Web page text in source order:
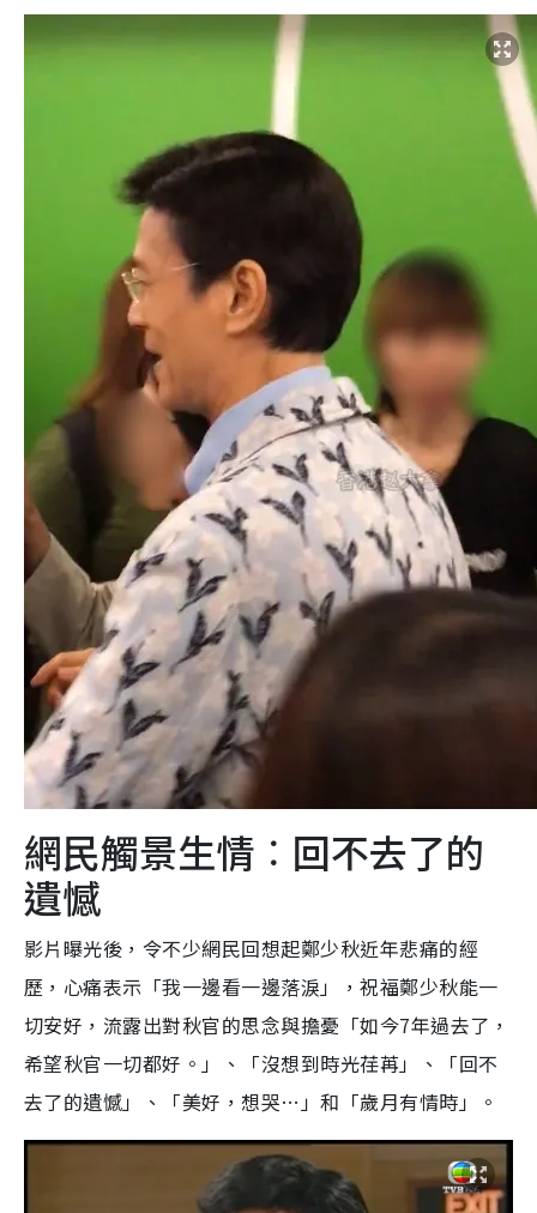
網民觸景生情︰回不去了的
遺憾
影片曝光後，令不少網民回想起鄭少秋近年悲痛的經
歷，心痛表示「我一邊看一邊落淚」，祝福鄭少秋能一
切安好，流露出對秋官的思念與擔憂「如今7年過去了，
希望秋官一切都好。」、「沒想到時光荏苒」、「回不
去了的遺憾」、「美好，想哭…」和「歲月有情時」。